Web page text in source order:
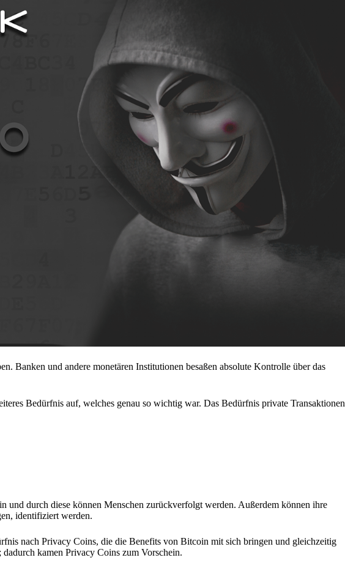
Banken und andere monetären Institutionen besaßen absolute Kontrolle über das
Bedürfnis auf, welches genau so wichtig war. Das Bedürfnis private Transaktionen
und durch diese können Menschen zurückverfolgt werden. Außerdem können ihre
identifiziert werden.
nach Privacy Coins, die die Benefits von Bitcoin mit sich bringen und gleichzeitig
kamen Privacy Coins zum Vorschein.